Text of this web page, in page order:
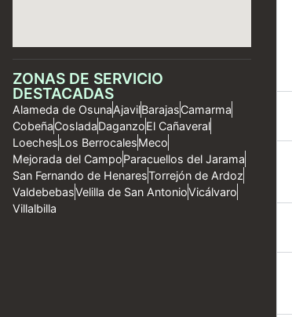
ZONAS DE SERVICIO
DESTACADAS
Alameda de OsunaAjavilBarajasCamarma
CobeñaCosladaDaganzoEl Cañaveral
LoechesLos BerrocalesMeco
Mejorada del CampoParacuellos del Jarama
San Fernando de HenaresTorrejón de Ardoz
ValdebebasVelilla de San AntonioVicálvaro
Villalbilla